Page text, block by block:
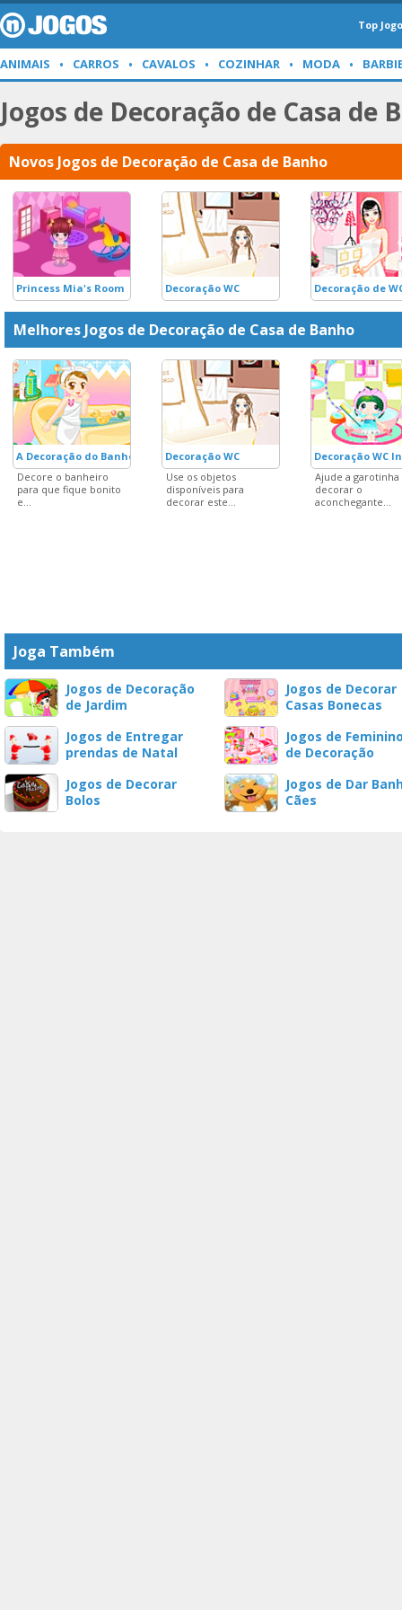
Top
ANIMAIS CARROS CAVALOS COZINHAR MODA
Jogos de Decoração de Casa de
Novos Jogos de Decoração de Casa de Banho
Princess Mia's Room Decoração WC Decoração de
Melhores Jogos de Decoração de Casa de Banho
A Decoração do Banheiro 4
Decore o banheiro
para que fique bonito
e...
Decoração WC
Use os objetos
disponíveis para
decorar este...
Decoração WC
Ajude a garotinha
decorar o
aconchegante...
Joga Também
Jogos de Decoração
de Jardim
Jogos de Decorar
Casas Bonecas
Jogos de Entregar
prendas de Natal
Jogos de
de Decoração
Jogos de Decorar
Bolos
Jogos de Dar
Cães